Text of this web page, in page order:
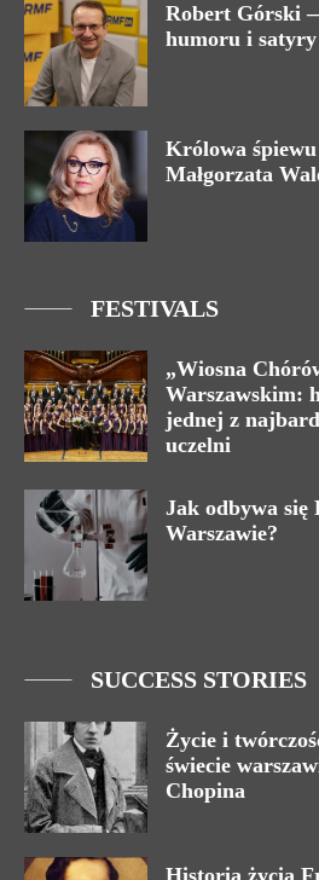
Robert Górski
humoru i satyry
Królowa
Małgorzata
FESTIVALS
„Wiosna
Warszawskim:
jednej z
uczelni
Jak odbywa się
Warszawie?
SUCCESS STORIES
Życie i
świecie
Chopina
Historia życia